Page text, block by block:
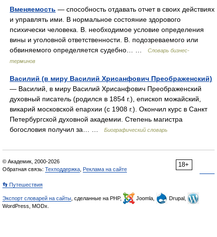
Вменяемость — способность отдавать отчет в своих действиях
и управлять ими. В нормальное состояние здорового
психически человека. В. необходимое условие определения
вины и уголовной ответственности. В. подозреваемого или
обвиняемого определяется судебно… …
Словарь бизнес-
терминов
Василий (в миру Василий Хрисанфович Преображенский)
— Василий, в миру Василий Хрисанфович Преображенский
духовный писатель (родился в 1854 г.), епископ можайский,
викарий московской епархии (с 1908 г.). Окончил курс в Санкт
Петербургской духовной академии. Степень магистра
богословия получил за… …
Биографический словарь
18+
© Академик, 2000-2026
Обратная связь: Техподдержка Реклама на сайте
👣 Путешествия
Экспорт словарей на сайты , сделанные на PHP, Joomla,
Drupal,
WordPress, MODx.